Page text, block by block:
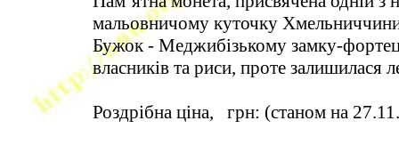
мальовничому куточку
Бужок - Меджибізькому замку-
власників та риси, проте залишилася
Роздрібна ціна, грн: (станом на